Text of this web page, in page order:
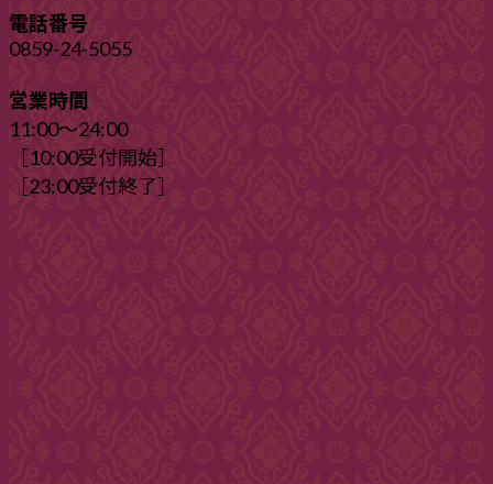
電話番号
0859-24-5055
営業時間
11:00〜24:00
［10:00受付開始］
［23:00受付終了］